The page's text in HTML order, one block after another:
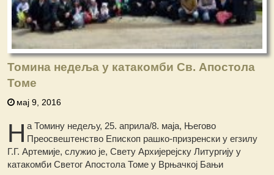
Томина недеља у катакомби Св. Апостола
Томе
мај 9, 2016
Н а Томину недељу, 25. априла/8. маја, Његово
Преосвештенство Епископ рашко-призренски у егзилу
Г.Г. Артемије, служио је, Свету Архијерејску Литургију у
катакомби Светог Апостола Томе у Врњачкој Бањи